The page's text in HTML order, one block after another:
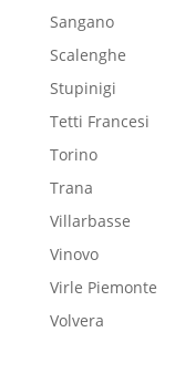
Sangano
Scalenghe
Stupinigi
Tetti Francesi
Torino
Trana
Villarbasse
Vinovo
Virle Piemonte
Volvera